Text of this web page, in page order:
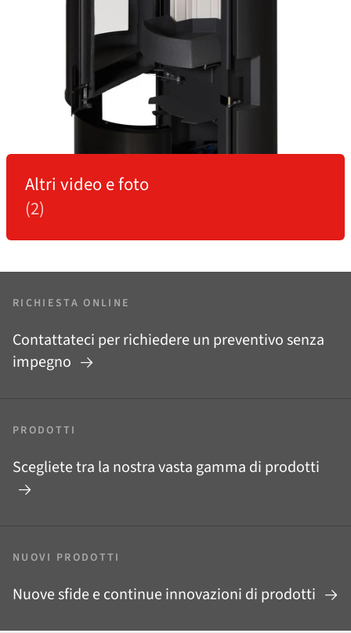
Altri video e foto
(2)
RICHIESTA ONLINE
Contattateci per richiedere un preventivo senza
impegno
PRODOTTI
Scegliete tra la nostra vasta gamma di prodotti
NUOVI PRODOTTI
Nuove sfide e continue innovazioni di prodotti